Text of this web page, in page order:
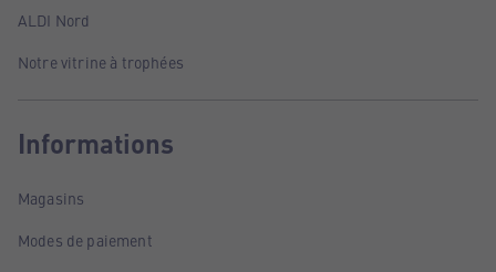
ALDI Nord
Notre vitrine à trophées
Informations
Magasins
Modes de paiement